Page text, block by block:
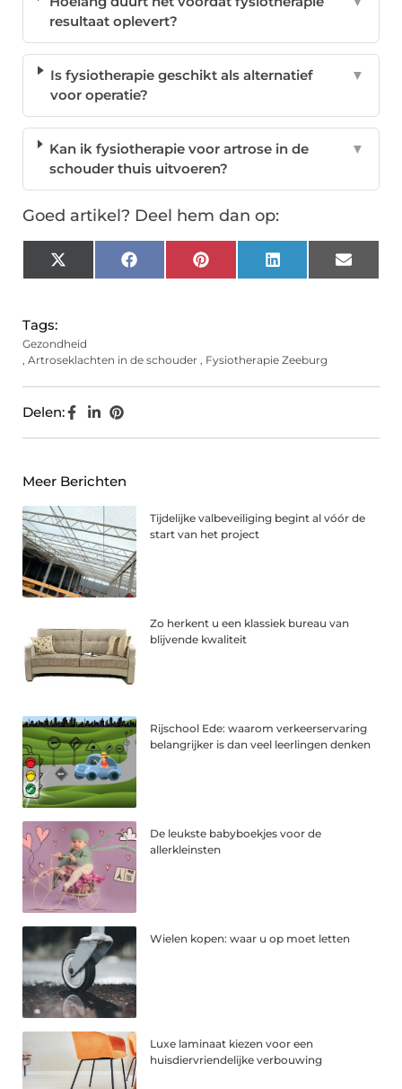
resultaat oplevert?
Is fysiotherapie geschikt als alternatief
voor operatie?
▼
Kan ik fysiotherapie voor artrose in de
schouder thuis uitvoeren?
▼
Goed artikel? Deel hem dan op:
X
(Twitter)
FacebookPinterest LinkedIn Email
Tags:
Gezondheid
, Artroseklachten in de schouder , Fysiotherapie Zeeburg
Delen:
Meer Berichten
Tijdelijke valbeveiliging begint al vóór de
start van het project
Zo herkent u een klassiek bureau van
blijvende kwaliteit
Rijschool Ede: waarom verkeerservaring
belangrijker is dan veel leerlingen denken
De leukste babyboekjes voor de
allerkleinsten
Wielen kopen: waar u op moet letten
Luxe laminaat kiezen voor een
huisdiervriendelijke verbouwing